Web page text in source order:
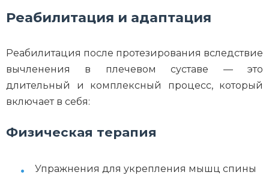
Реабилитация и адаптация
Реабилитация после протезирования вследствие
вычленения в плечевом суставе — это
длительный и комплексный процесс, который
включает в себя:
Физическая терапия
Упражнения для укрепления мышц спины